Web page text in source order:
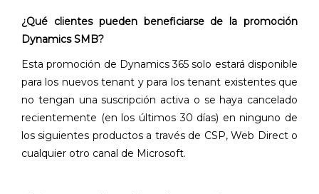
¿Qué clientes pueden beneficiarse de la promoción
Dynamics SMB?
Esta promoción de Dynamics 365 solo estará disponible
para los nuevos tenant y para los tenant existentes que
no tengan una suscripción activa o se haya cancelado
recientemente (en los últimos 30 días) en ninguno de
los siguientes productos a través de CSP, Web Direct o
cualquier otro canal de Microsoft.